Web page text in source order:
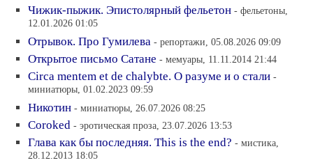
Чижик-пыжик. Эпистолярный фельетон - фельетоны,
12.01.2026 01:05
Отрывок. Про Гумилева - репортажи, 05.08.2026 09:09
Открытое письмо Сатане - мемуары, 11.11.2014 21:44
Circa mentem еt de chalybte. О разуме и о стали -
миниатюры, 01.02.2023 09:59
Никотин - миниатюры, 26.07.2026 08:25
Coroked - эротическая проза, 23.07.2026 13:53
Глава как бы последняя. This is the end? - мистика,
28.12.2013 18:05